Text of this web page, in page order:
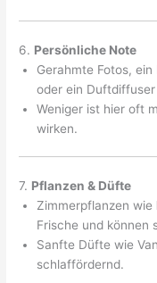
6. Persönliche Note
Gerahmte Fotos,
oder ein
Weniger ist hier oft
wirken.
7. Pflanzen & Düfte
Zimmerpflanzen wie
Frische und können
Sanfte Düfte wie
schlaffördernd.